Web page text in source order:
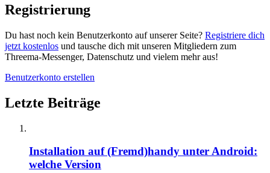
Registrierung
Du hast noch kein Benutzerkonto auf unserer Seite? Registriere dich
jetzt kostenlos und tausche dich mit unseren Mitgliedern zum
Threema-Messenger, Datenschutz und vielem mehr aus!
Benutzerkonto erstellen
Letzte Beiträge
Installation auf (Fremd)handy unter Android:
welche Version